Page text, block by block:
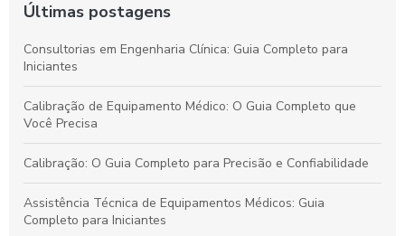
Últimas postagens
Consultorias em Engenharia Clínica: Guia Completo para
Iniciantes
Calibração de Equipamento Médico: O Guia Completo que
Você Precisa
Calibração: O Guia Completo para Precisão e Confiabilidade
Assistência Técnica de Equipamentos Médicos: Guia
Completo para Iniciantes